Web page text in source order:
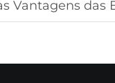
Vantagens das